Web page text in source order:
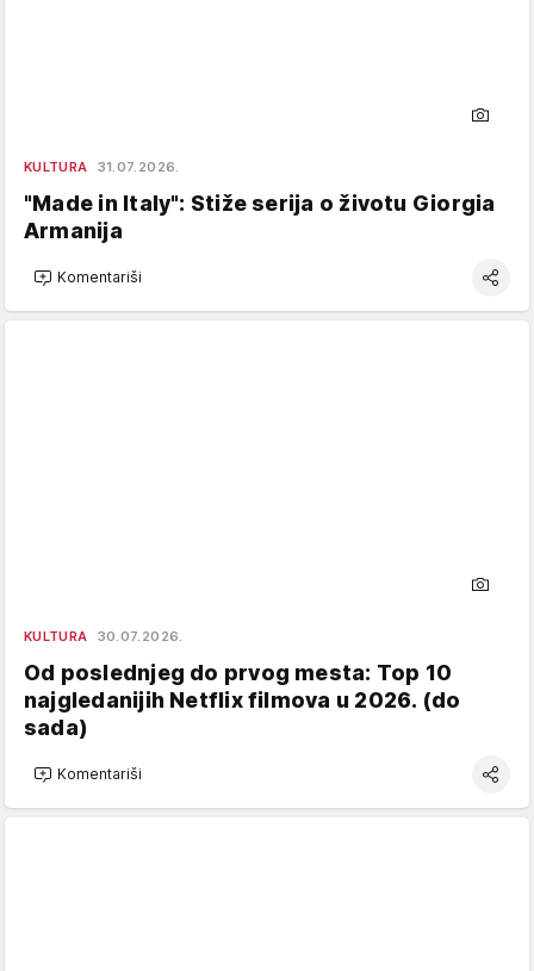
KULTURA 31.07.2026.
"Made in Italy": Stiže serija o životu Giorgia
Armanija
Komentariši
KULTURA 30.07.2026.
Od poslednjeg do prvog mesta: Top 10
najgledanijih Netflix filmova u 2026. (do
sada)
Komentariši